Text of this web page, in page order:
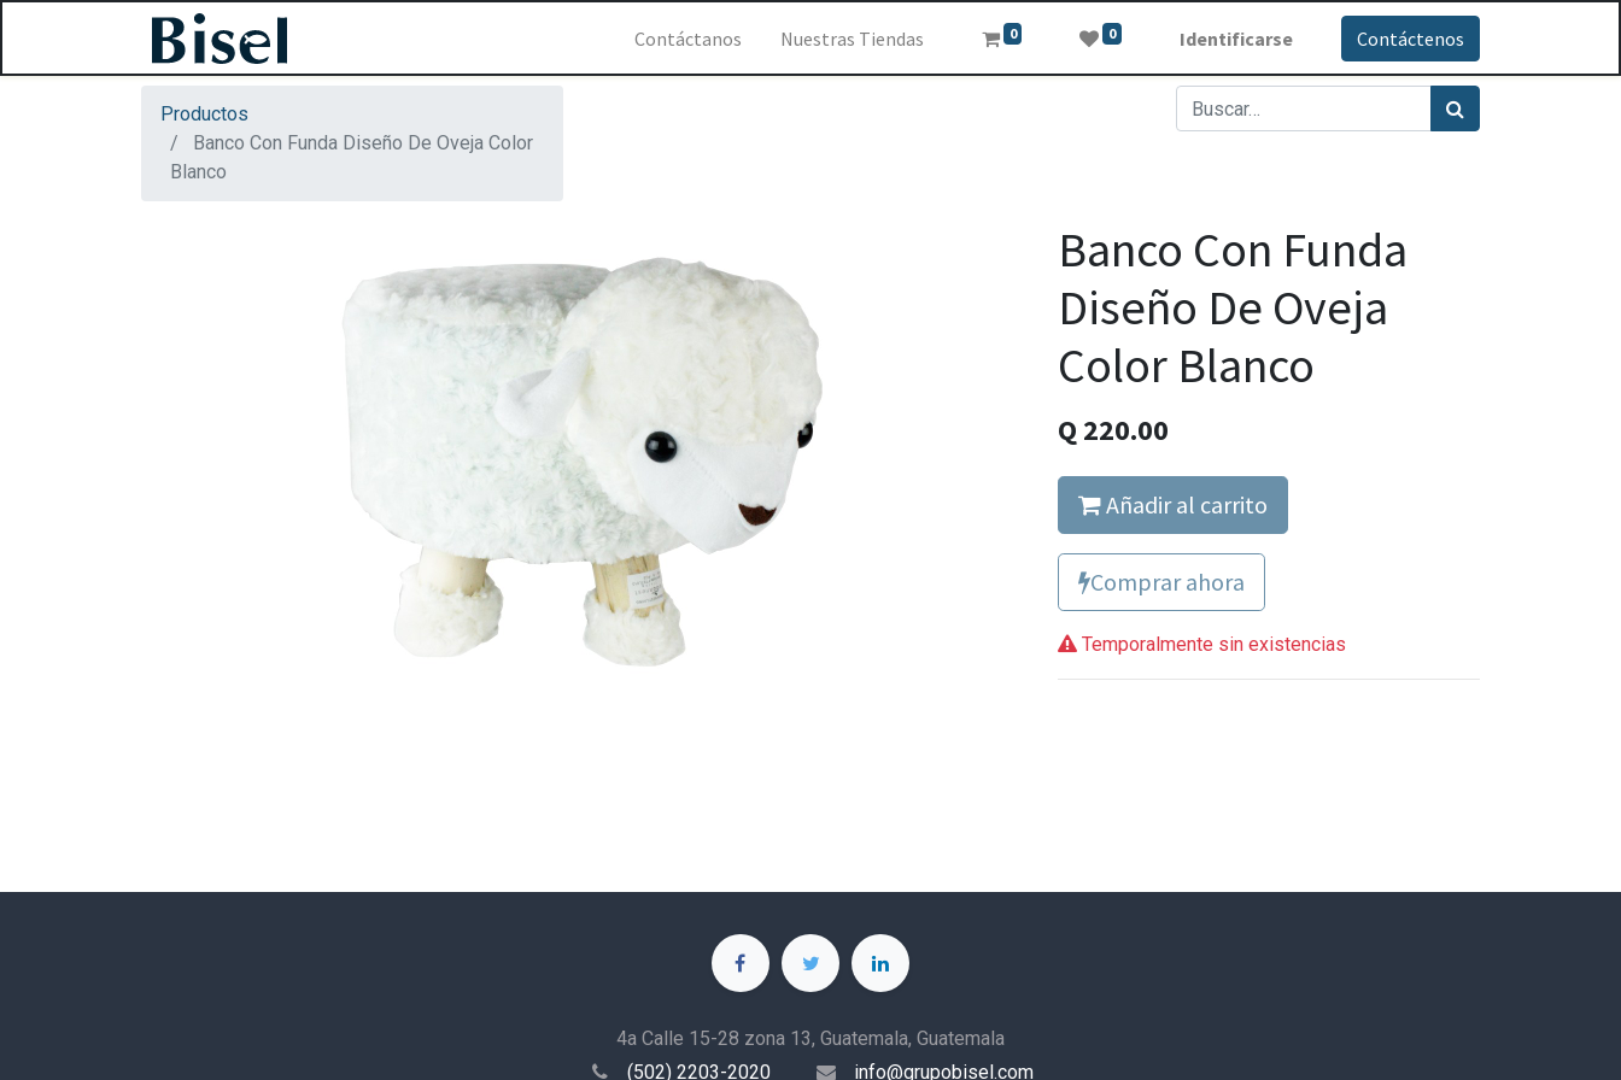
Contáctanos Nuestras Tiendas 0 0 Identificarse Contáctenos
Productos
Banco Con Funda Diseño De Oveja Color
Blanco
Banco Con Funda
Diseño De Oveja
Color Blanco
Q 220.00
Añadir al carrito
Comprar ahora
Temporalmente sin existencias
4a Calle 15-28 zona 13, Guatemala, Guatemala
(502) 2203-2020
info@grupobisel.com